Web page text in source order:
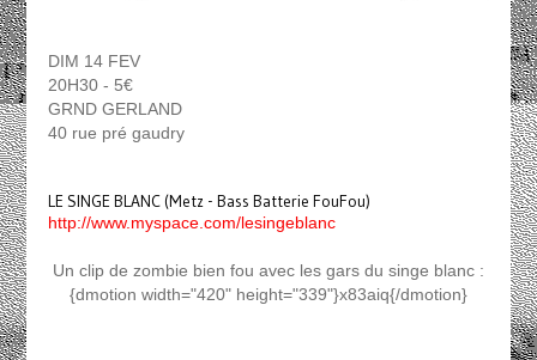
DIM 14 FEV
20H30 - 5€
GRND GERLAND
40 rue pré gaudry
LE SINGE BLANC (Metz - Bass Batterie FouFou)
http://www.myspace.com/lesingeblanc
Un clip de zombie bien fou avec les gars du singe blanc :
{dmotion width="420" height="339"}x83aiq{/dmotion}